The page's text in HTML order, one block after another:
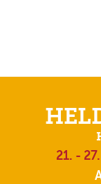
21. -